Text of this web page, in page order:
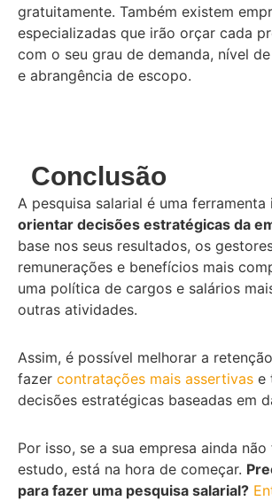
gratuitamente. Também existem
especializadas que irão orçar cada
com o seu grau de demanda, nível
e abrangência de escopo.
Conclusão
A pesquisa salarial é uma
orientar decisões estratégicas da
base nos seus resultados, os
remunerações e benefícios mais
uma política de cargos e salários
outras atividades.
Assim, é possível melhorar a
fazer contratações mais assertivas e
decisões estratégicas baseadas em
Por isso, se a sua empresa ainda
estudo, está na hora de começar.
para fazer uma pesquisa salarial?